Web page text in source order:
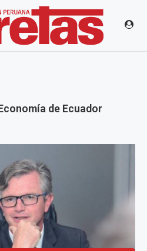
de Ecuador